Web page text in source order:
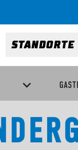
STANDORTE